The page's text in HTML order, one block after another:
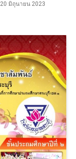
20 มิถุนายน 2023